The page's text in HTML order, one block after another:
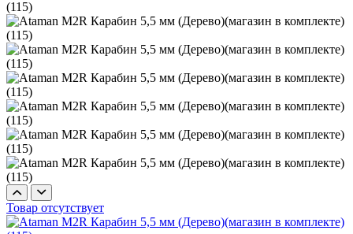
Товар отсутствует